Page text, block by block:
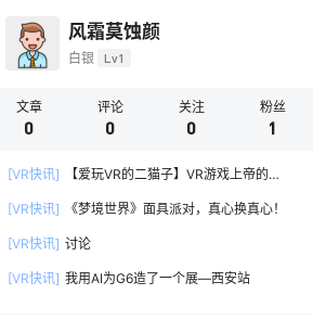
风霜莫蚀颜
白银 Lv1
文章
0
评论
0
关注
0
粉丝
1
[VR快讯]
【爱玩VR的二猫子】VR游戏上帝的
[VR快讯]
《梦境世界》面具派对，真心换真心！
[VR快讯] 讨论
[VR快讯] 我用AI为G6造了一个展—西安站